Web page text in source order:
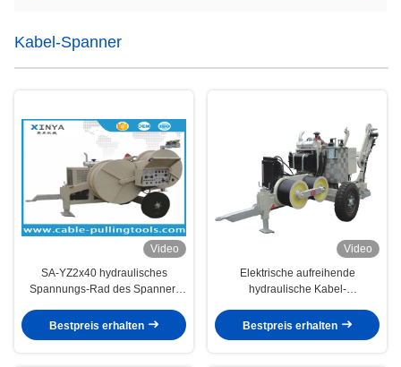
Kabel-Spanner
Video
SA-YZ2x40 hydraulisches
Spannungs-Rad des Spanner-
Bestpreis erhalten
Video
Elektrische aufreihende
hydraulische Kabel-
YQ60 60KN mit Dieselmotor
Bestpreis erhalten